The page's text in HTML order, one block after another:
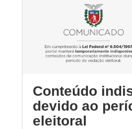
Conteúdo
devido ao
eleitoral